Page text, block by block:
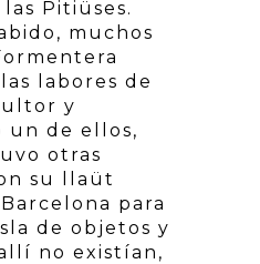
Pitiüses.
muchos
labores de
y
un de ellos,
otras
su llaüt
para
de objetos y
no existían,